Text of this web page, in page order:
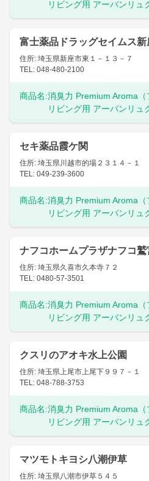
リビング用 アーバンリュ
富士薬品ドラッグセイムス新
住所: 埼玉県新座市東１－１３－７
TEL: 048-480-2100
商品名:消臭力 Premium Aroma（
リビング用 アーバンリュ
セキ薬品霞ケ関
住所: 埼玉県川越市的場２３１４－１
TEL: 049-239-3600
商品名:消臭力 Premium Aroma（
リビング用 アーバンリュ
ナフコホームプラザナフコ鷲
住所: 埼玉県久喜市久本寺７２
TEL: 0480-57-3501
商品名:消臭力 Premium Aroma（
リビング用 アーバンリュ
クスリのアオキ水上公園
住所: 埼玉県上尾市上尾下９９７－１
TEL: 048-788-3753
商品名:消臭力 Premium Aroma（
リビング用 アーバンリュ
マツモトキヨシ八潮伊草
住所: 埼玉県八潮市伊草５４５